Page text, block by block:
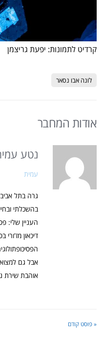
קרדיט לתמונות: יפעת גריצמן
לונה אבו נסאר
אודות המחבר
נטע
עמית
גרה בתל
בהשכלתי
העניין שלי:
דיכאון
אבל גם
אוהבת שירת
« פוסט קודם